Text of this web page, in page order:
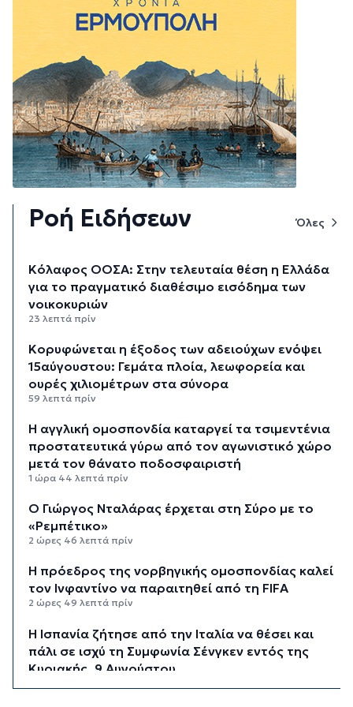
Ροή Ειδήσεων Όλες
Κόλαφος ΟΟΣΑ: Στην τελευταία θέση η Ελλάδα
για το πραγματικό διαθέσιμο εισόδημα των
νοικοκυριών
23 λεπτά πρίν
Κορυφώνεται η έξοδος των αδειούχων ενόψει
15αύγουστου: Γεμάτα πλοία, λεωφορεία και
ουρές χιλιομέτρων στα σύνορα
59 λεπτά πρίν
Η αγγλική ομοσπονδία καταργεί τα τσιμεντένια
προστατευτικά γύρω από τον αγωνιστικό χώρο
μετά τον θάνατο ποδοσφαιριστή
1 ώρα 44 λεπτά πρίν
Ο Γιώργος Νταλάρας έρχεται στη Σύρο με το
«Ρεμπέτικο»
2 ώρες 46 λεπτά πρίν
Η πρόεδρος της νορβηγικής ομοσπονδίας καλεί
τον Ινφαντίνο να παραιτηθεί από τη FIFA
2 ώρες 49 λεπτά πρίν
H Ισπανία ζήτησε από την Ιταλία να θέσει και
πάλι σε ισχύ τη Συμφωνία Σένγκεν εντός της
Κυριακής, 9 Αυγούστου